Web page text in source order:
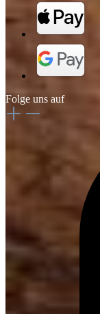
Folge uns auf